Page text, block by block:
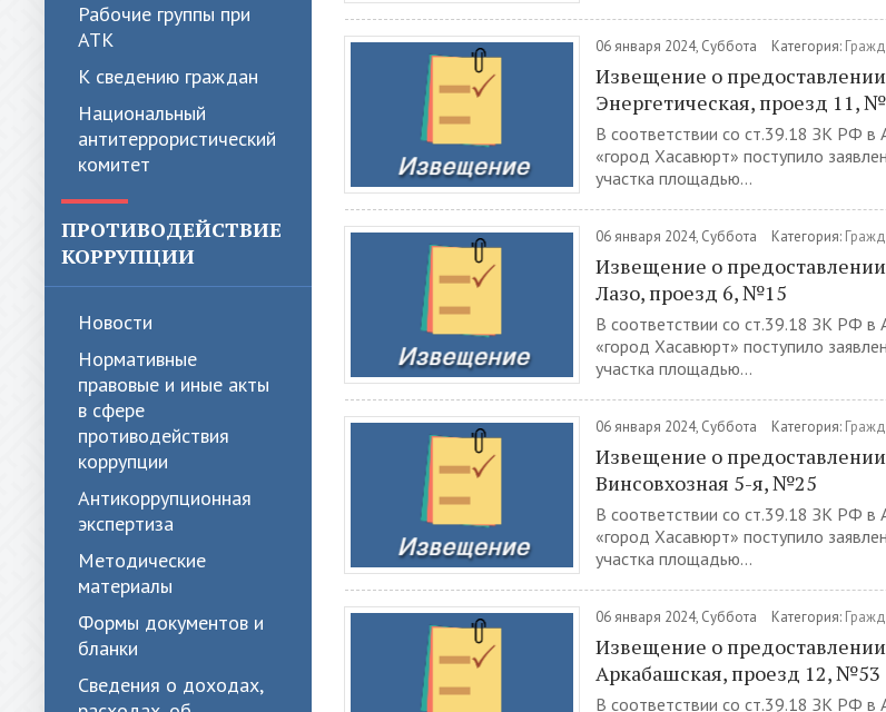
Рабочие группы при
АТК
К сведению граждан
Национальный
антитеррористический
комитет
ПРОТИВОДЕЙСТВИЕ
КОРРУПЦИИ
Новости
Нормативные
правовые и иные акты
в сфере
противодействия
коррупции
Антикоррупционная
экспертиза
Методические
материалы
Формы документов и
бланки
Сведения о доходах,
06 января 2024, Суббота Категория:
Извещение о предоставлении
Энергетическая, проезд 11,
В соответствии со ст.39.18 ЗК РФ в
«город Хасавюрт» поступило
участка площадью...
06 января 2024, Суббота Категория:
Извещение о предоставлении
Лазо, проезд 6, №15
В соответствии со ст.39.18 ЗК РФ в
«город Хасавюрт» поступило
участка площадью...
06 января 2024, Суббота Категория:
Извещение о предоставлении
Винсовхозная 5-я, №25
В соответствии со ст.39.18 ЗК РФ в
«город Хасавюрт» поступило
участка площадью...
06 января 2024, Суббота Категория:
Извещение о предоставлении
Аркабашская, проезд 12, №53
В соответствии со ст.39.18 ЗК РФ в